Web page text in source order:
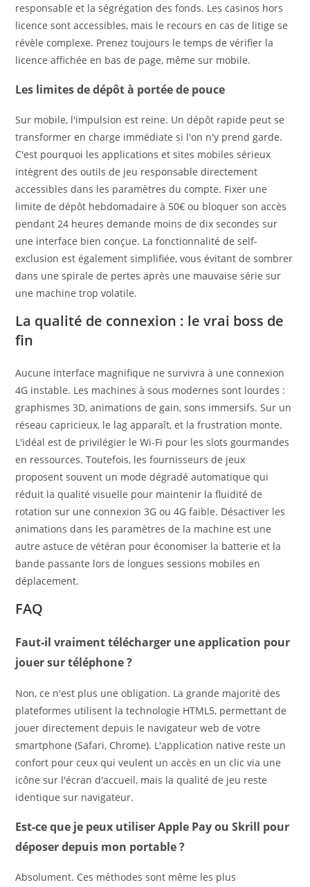
responsable et la ségrégation des fonds. Les casinos hors
licence sont accessibles, mais le recours en cas de litige se
révèle complexe. Prenez toujours le temps de vérifier la
licence affichée en bas de page, même sur mobile.
Les limites de dépôt à portée de pouce
Sur mobile, l'impulsion est reine. Un dépôt rapide peut se
transformer en charge immédiate si l'on n'y prend garde.
C'est pourquoi les applications et sites mobiles sérieux
intègrent des outils de jeu responsable directement
accessibles dans les paramètres du compte. Fixer une
limite de dépôt hebdomadaire à 50€ ou bloquer son accès
pendant 24 heures demande moins de dix secondes sur
une interface bien conçue. La fonctionnalité de self-
exclusion est également simplifiée, vous évitant de sombrer
dans une spirale de pertes après une mauvaise série sur
une machine trop volatile.
La qualité de connexion : le vrai boss de
fin
Aucune interface magnifique ne survivra à une connexion
4G instable. Les machines à sous modernes sont lourdes :
graphismes 3D, animations de gain, sons immersifs. Sur un
réseau capricieux, le lag apparaît, et la frustration monte.
L'idéal est de privilégier le Wi-Fi pour les slots gourmandes
en ressources. Toutefois, les fournisseurs de jeux
proposent souvent un mode dégradé automatique qui
réduit la qualité visuelle pour maintenir la fluidité de
rotation sur une connexion 3G ou 4G faible. Désactiver les
animations dans les paramètres de la machine est une
autre astuce de vétéran pour économiser la batterie et la
bande passante lors de longues sessions mobiles en
déplacement.
FAQ
Faut-il vraiment télécharger une application pour
jouer sur téléphone ?
Non, ce n'est plus une obligation. La grande majorité des
plateformes utilisent la technologie HTML5, permettant de
jouer directement depuis le navigateur web de votre
smartphone (Safari, Chrome). L'application native reste un
confort pour ceux qui veulent un accès en un clic via une
icône sur l'écran d'accueil, mais la qualité de jeu reste
identique sur navigateur.
Est-ce que je peux utiliser Apple Pay ou Skrill pour
déposer depuis mon portable ?
Absolument. Ces méthodes sont même les plus